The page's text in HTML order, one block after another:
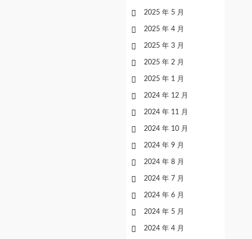
2025 年 5 月
2025 年 4 月
2025 年 3 月
2025 年 2 月
2025 年 1 月
2024 年 12 月
2024 年 11 月
2024 年 10 月
2024 年 9 月
2024 年 8 月
2024 年 7 月
2024 年 6 月
2024 年 5 月
2024 年 4 月